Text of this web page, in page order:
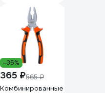
-35%
365 ₽565 ₽
Комбинированные